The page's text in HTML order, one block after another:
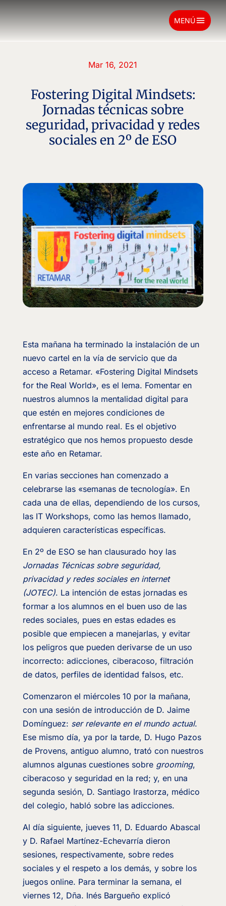
MENÚmenu
Mar 16, 2021
Fostering Digital Mindsets:
Jornadas técnicas sobre
seguridad, privacidad y redes
sociales en 2º de ESO
Esta mañana ha terminado la instalación de un
nuevo cartel en la vía de servicio que da
acceso a Retamar. «Fostering Digital Mindsets
for the Real World», es el lema. Fomentar en
nuestros alumnos la mentalidad digital para
que estén en mejores condiciones de
enfrentarse al mundo real. Es el objetivo
estratégico que nos hemos propuesto desde
este año en Retamar.
En varias secciones han comenzado a
celebrarse las «semanas de tecnología». En
cada una de ellas, dependiendo de los cursos,
las IT Workshops, como las hemos llamado,
adquieren características específicas.
En 2º de ESO se han clausurado hoy las
Jornadas Técnicas sobre seguridad,
privacidad y redes sociales en internet
(JOTEC). La intención de estas jornadas es
formar a los alumnos en el buen uso de las
redes sociales, pues en estas edades es
posible que empiecen a manejarlas, y evitar
los peligros que pueden derivarse de un uso
incorrecto: adicciones, ciberacoso, filtración
de datos, perfiles de identidad falsos, etc.
Comenzaron el miércoles 10 por la mañana,
con una sesión de introducción de D. Jaime
Domínguez: ser relevante en el mundo actual.
Ese mismo día, ya por la tarde, D. Hugo Pazos
de Provens, antiguo alumno, trató con nuestros
alumnos algunas cuestiones sobre grooming,
ciberacoso y seguridad en la red; y, en una
segunda sesión, D. Santiago Irastorza, médico
del colegio, habló sobre las adicciones.
Al día siguiente, jueves 11, D. Eduardo Abascal
y D. Rafael Martínez-Echevarría dieron
sesiones, respectivamente, sobre redes
sociales y el respeto a los demás, y sobre los
juegos online. Para terminar la semana, el
viernes 12, Dña. Inés Bargueño explicó